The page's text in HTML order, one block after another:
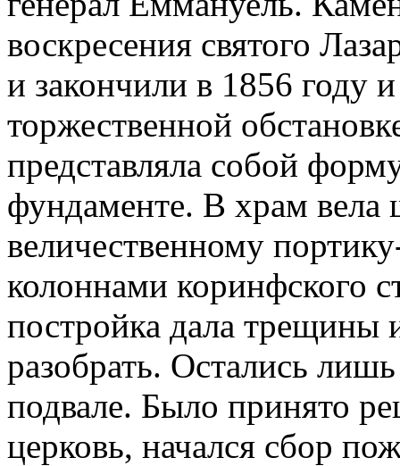
воскресения святого
и закончили в 1856 году
торжественной
представляла собой
фундаменте. В храм вела
величественному
колоннами коринфского
постройка дала трещины
разобрать. Остались
подвале. Было принято
церковь, начался сбор